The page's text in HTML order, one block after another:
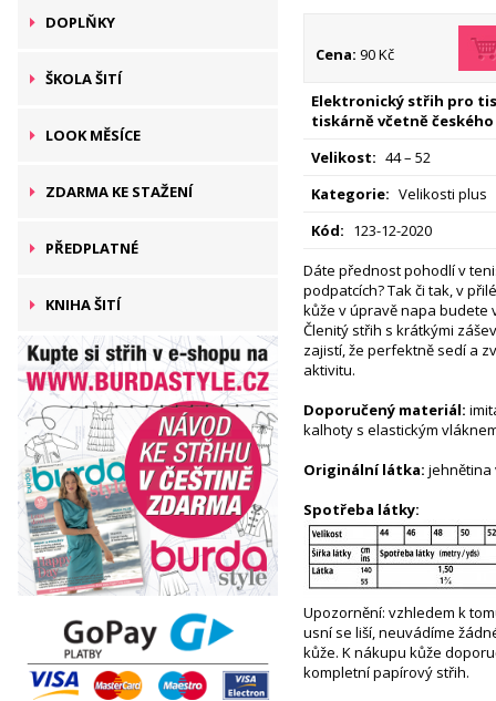
DOPLŇKY
ŠKOLA ŠITÍ
LOOK MĚSÍCE
ZDARMA KE STAŽENÍ
PŘEDPLATNÉ
KNIHA ŠITÍ
Cena: 90 Kč
Elektronický střih pro
tiskárně včetně českého
Velikost: 44 – 52
Kategorie: Velikosti plus
Kód: 123-12-2020
Dáte přednost pohodlí v
podpatcích? Tak či tak, v
kůže v úpravě napa budete
Členitý střih s krátkými
zajistí, že perfektně sedí a
aktivitu.
Doporučený materiál:
kalhoty s elastickým
Originální látka: jehnětina
Spotřeba látky:
Upozornění: vzhledem k
usní se liší, neuvádíme
kůže. K nákupu kůže
kompletní papírový střih.